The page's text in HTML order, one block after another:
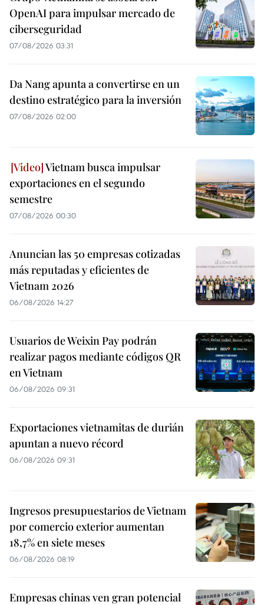
OpenAI para impulsar mercado de
ciberseguridad
07/08/2026 03:31
Da Nang apunta a convertirse en un
destino estratégico para la inversión
07/08/2026 02:00
Vietnam busca impulsar
exportaciones en el segundo
semestre
07/08/2026 00:30
Anuncian las 50 empresas cotizadas
más reputadas y eficientes de
Vietnam 2026
06/08/2026 14:27
Usuarios de Weixin Pay podrán
realizar pagos mediante códigos QR
en Vietnam
06/08/2026 09:31
Exportaciones vietnamitas de durián
apuntan a nuevo récord
06/08/2026 09:31
Ingresos presupuestarios de Vietnam
por comercio exterior aumentan
18,7% en siete meses
06/08/2026 08:19
Empresas chinas ven gran potencial